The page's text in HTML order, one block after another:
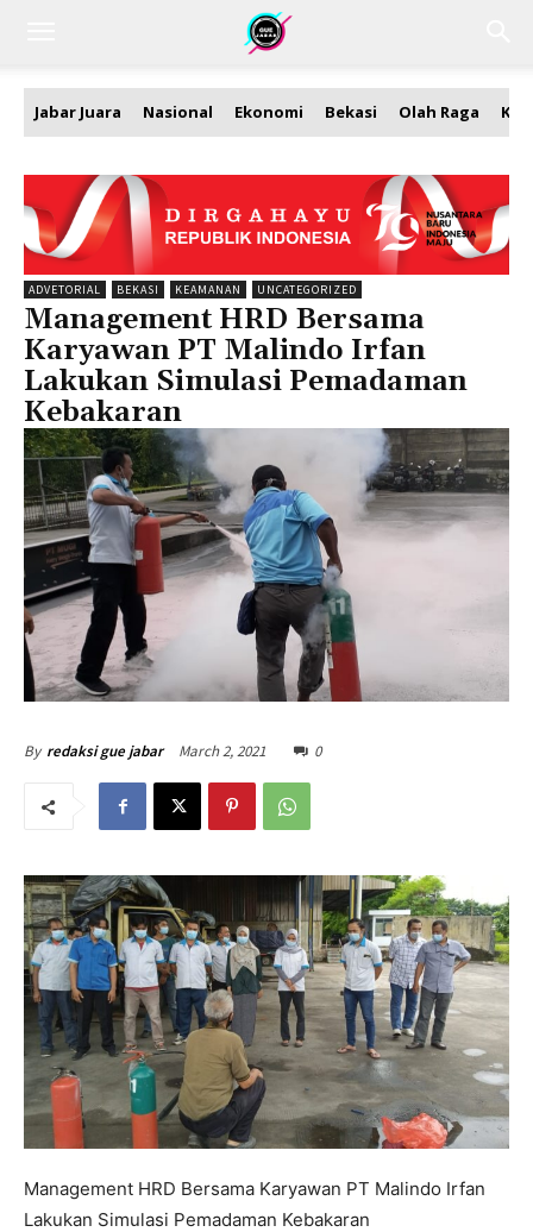
Jabar Juara Nasional Ekonomi Bekasi Olah Raga
ADVETORIAL BEKASI KEAMANAN UNCATEGORIZED
Management HRD Bersama
Karyawan PT Malindo Irfan
Lakukan Simulasi Pemadaman
Kebakaran
By redaksi gue jabar March 2, 2021 0
Management HRD Bersama Karyawan PT Malindo Irfan
Lakukan Simulasi Pemadaman Kebakaran